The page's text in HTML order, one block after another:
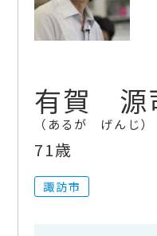
有賀 源
あるが げんじ
71歳
諏訪市